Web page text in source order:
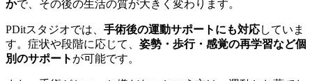
かで、その後の生活の質が大きく変わります。
PDitスタジオでは、 手術後の運動サポートにも対応していま
す。症状や段階に応じて、 姿勢・歩行・感覚の再学習など個
別のサポート が可能です。